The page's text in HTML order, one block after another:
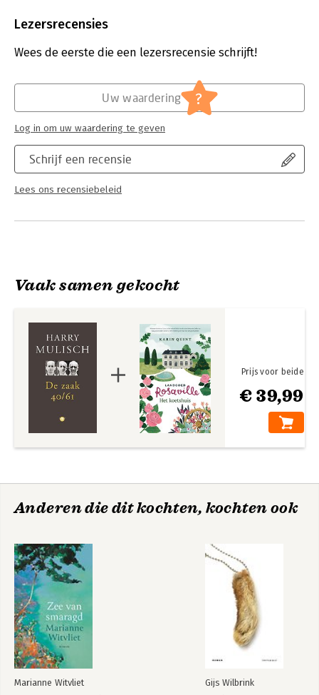
Uitgever:
Verschijningsdatum:
13-11-2010
Literatuur en romans
Lezersrecensies
Wees de eerste die een lezersrecensie schrijft!
Schrijf een recensie
Lees ons recensiebeleid
Uw waardering ?
Log in om uw waardering te geven
Vaak samen gekocht
€ 39,99
Prijs voor beide
Anderen die dit kochten, kochten ook
Marianne Witvliet Gijs Wilbrink